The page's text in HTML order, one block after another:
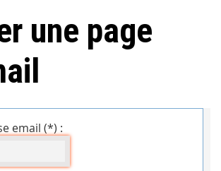
une page
email (*) :